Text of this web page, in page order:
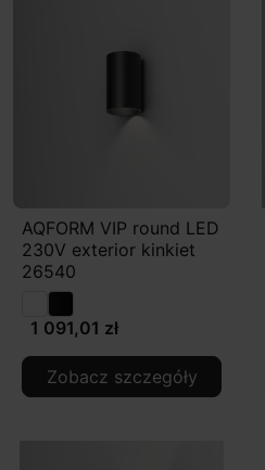
AQFORM VIP round LED
230V exterior kinkiet
26540
1 091,01 zł
Zobacz szczegóły